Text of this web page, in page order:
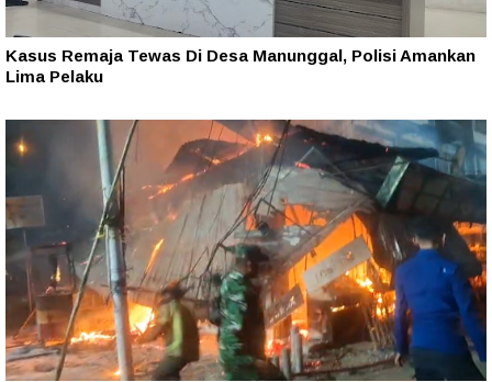
Kasus Remaja Tewas Di Desa Manunggal, Polisi Amankan
Lima Pelaku